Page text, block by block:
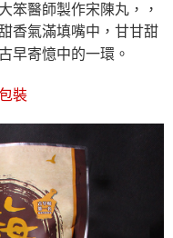
笨醫師製作宋陳丸，，
香氣滿填嘴中，甘甘甜
早寄憶中的一環。
裝